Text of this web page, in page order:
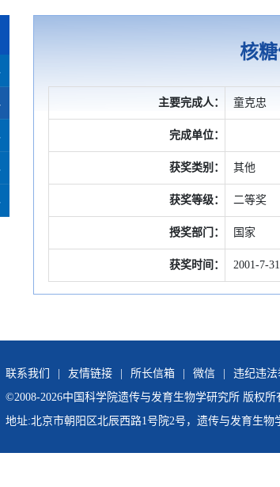
核
主要完成人： 童克忠
完成单位：
获奖类别： 其他
获奖等级： 二等奖
授奖部门： 国家
获奖时间： 2001-7-31
联系我们 友情链接 所长信箱 微信
违纪违法
©2008-2026中国科学院遗传与发育生物学研究所 版权所
地址:北京市朝阳区北辰西路1号院2号，遗传与发育生物